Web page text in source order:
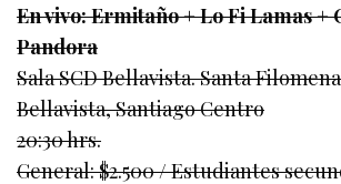
En vivo: Ermitaño + Lo Fi Lamas +
Pandora
Sala SCD Bellavista. Santa
Bellavista, Santiago Centro
20:30 hrs.
General: $2.500 / Estudiantes